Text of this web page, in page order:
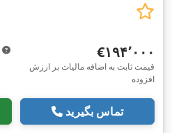
‎€۱۹۴٬۰۰۰
قیمت ثابت به اضافه مالیات بر ارزش
افزوده
تماس بگیرید